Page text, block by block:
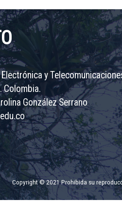
y
Colombia.
González Serrano
Copyright © 2021 Prohibida su